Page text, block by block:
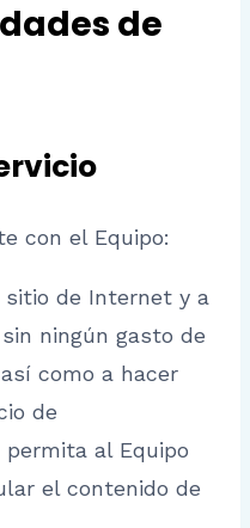
de
con el Equipo:
sitio de Internet y a
ningún gasto de
como a hacer
de
al Equipo
el contenido de